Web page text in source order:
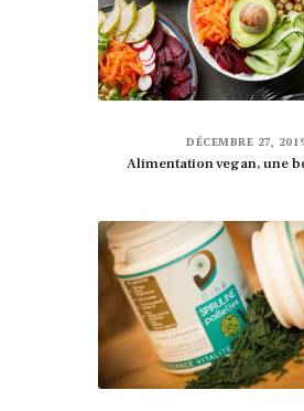
DÉCEMBRE 27,
Alimentation vegan, une